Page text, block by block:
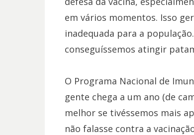
em vários momentos. Isso
inadequada para a
conseguíssemos atingir
O Programa Nacional de
gente chega a um ano (de
melhor se tivéssemos mais
não falasse contra a